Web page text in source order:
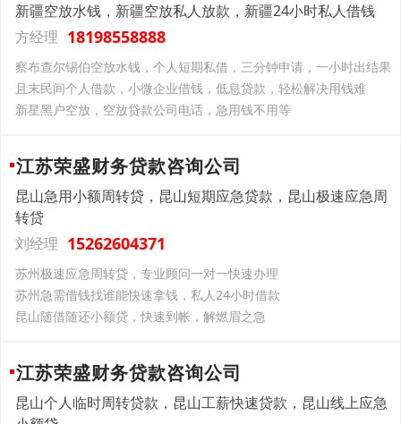
新疆空放水钱，新疆空放私人放款，新疆24小时私人借钱
方经理 18198558888
察布查尔锡伯空放水钱，个人短期私借，三分钟申请，一小时出结果
且末民间个人借款，小微企业借钱，低息贷款，轻松解决用钱难
新星黑户空放，空放贷款公司电话，急用钱不用等
江苏荣盛财务贷款咨询公司
昆山急用小额周转贷，昆山短期应急贷款，昆山极速应急周
转贷
刘经理 15262604371
苏州极速应急周转贷，专业顾问一对一快速办理
苏州急需借钱找谁能快速拿钱，私人24小时借款
昆山随借随还小额贷，快速到帐，解燃眉之急
江苏荣盛财务贷款咨询公司
昆山个人临时周转贷款，昆山工薪快速贷款，昆山线上应急